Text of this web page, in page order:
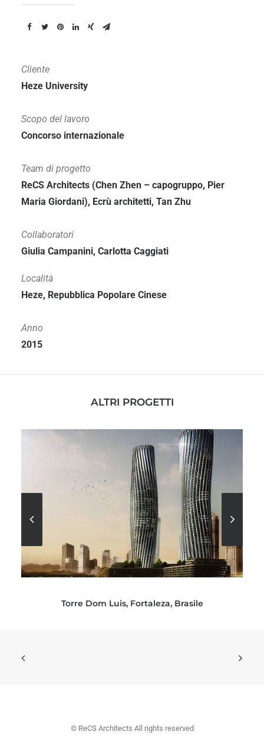
Cliente
Heze University
Scopo del lavoro
Concorso internazionale
Team di progetto
ReCS Architects (Chen Zhen – capogruppo, Pier
Maria Giordani), Ecrù architetti, Tan Zhu
Collaboratori
Giulia Campanini, Carlotta Caggiati
Località
Heze, Repubblica Popolare Cinese
Anno
2015
ALTRI PROGETTI
Torre Dom Luis, Fortaleza, Brasile
© ReCS Architects All rights reserved